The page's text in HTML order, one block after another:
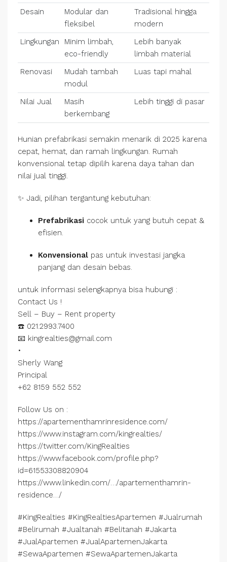
Desain
Modular dan
fleksibel
Tradisional hingga
modern
Lingkungan
Minim limbah,
eco-friendly
Lebih banyak
limbah material
Renovasi
Mudah tambah
modul
Luas tapi mahal
Nilai Jual
Masih
berkembang
Lebih tinggi di pasar
Hunian prefabrikasi semakin menarik di 2025 karena
cepat, hemat, dan ramah lingkungan. Rumah
konvensional tetap dipilih karena daya tahan dan
nilai jual tinggi.
✨ Jadi, pilihan tergantung kebutuhan:
Prefabrikasi cocok untuk yang butuh cepat &
efisien.
Konvensional pas untuk investasi jangka
panjang dan desain bebas.
untuk informasi selengkapnya bisa hubungi :
Contact Us !
Sell – Buy – Rent property
☎️ 021.2993.7400
📧 kingrealties@gmail.com
•
Sherly Wang
Principal
+62 8159 552 552
Follow Us on :
https://apartementhamrinresidence.com/
https://www.instagram.com/kingrealties/
https://twitter.com/KingRealties
https://www.facebook.com/profile.php?
id=61553308820904
https://www.linkedin.com/…/apartementhamrin-
residence…/
#KingRealties #KingRealtiesApartemen #Jualrumah
#Belirumah #Jualtanah #Belitanah #Jakarta
#JualApartemen #JualApartemenJakarta
#SewaApartemen #SewaApartemenJakarta